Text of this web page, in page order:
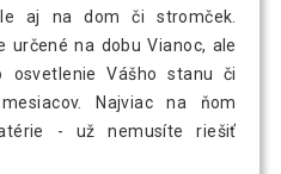
aj na dom či stromček.
určené na dobu Vianoc, ale
Vášho stanu či
Najviac na ňom
- už nemusíte riešiť